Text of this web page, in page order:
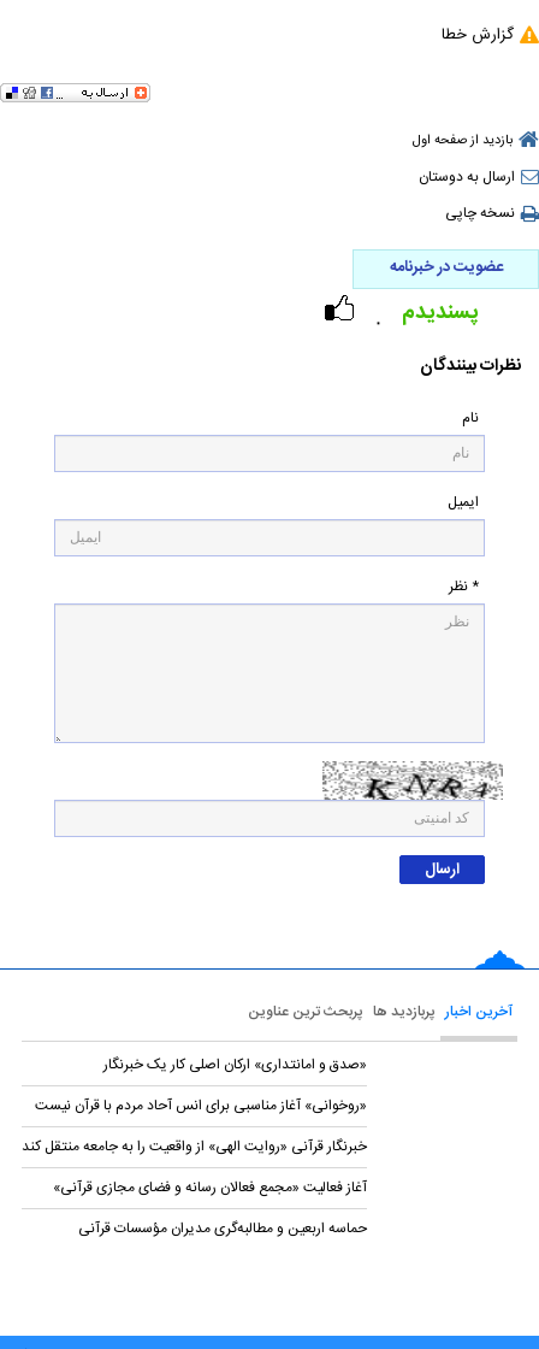
گزارش خطا
بازدید از صفحه اول
ارسال به دوستان
نسخه چاپی
عضویت در خبرنامه
۰ پسندیدم
نظرات بینندگان
نام
ایمیل
* نظر
آخرین اخبار پربازدید ها پربحث ترین عناوین
«صدق و امانتداری» ارکان اصلی کار یک خبرنگار
«روخوانی» آغاز مناسبی برای انس آحاد مردم با قرآن نیست
خبرنگار قرآنی «روایت الهی» از واقعیت را به جامعه منتقل کند
آغاز فعالیت «مجمع فعالان رسانه و فضای مجازی قرآنی»
حماسه اربعین و مطالبه‌گری مدیران مؤسسات قرآنی